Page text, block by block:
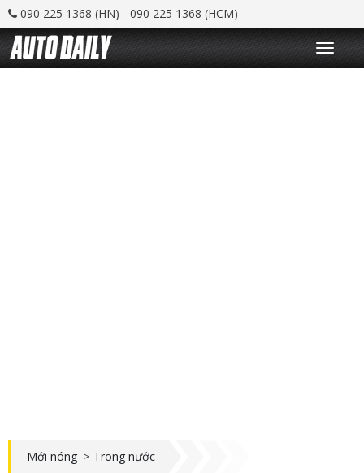
090 225 1368 (HN) - 090 225 1368 (HCM)
T
o
g
Mới nóng > Trong nước